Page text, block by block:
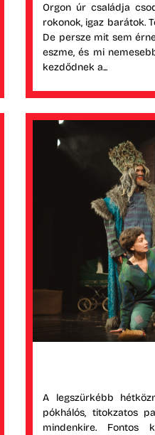
Orgon úr családja
rokonok, igaz barátok.
De persze mit sem
eszme, és mi
kezdődnek a...
A legszürkébb
pókhálós, titokzatos
mindenkire. Fontos